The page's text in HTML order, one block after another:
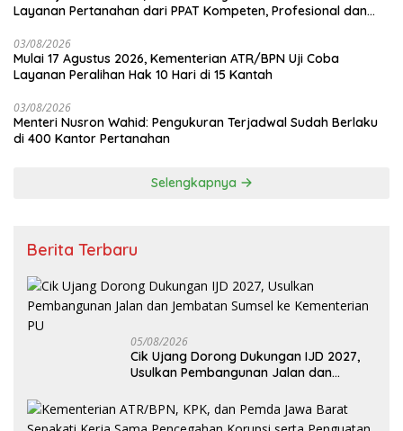
Layanan Pertanahan dari PPAT Kompeten, Profesional dan
03/08/2026
Mulai 17 Agustus 2026, Kementerian ATR/BPN Uji Coba
Layanan Peralihan Hak 10 Hari di 15 Kantah
03/08/2026
Menteri Nusron Wahid: Pengukuran Terjadwal Sudah Berlaku
di 400 Kantor Pertanahan
Selengkapnya
Berita Terbaru
05/08/2026
Cik Ujang Dorong Dukungan IJD 2027,
Usulkan Pembangunan Jalan dan